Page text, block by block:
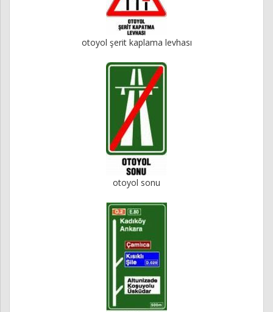
otoyol şerit kaplama levhası
otoyol sonu